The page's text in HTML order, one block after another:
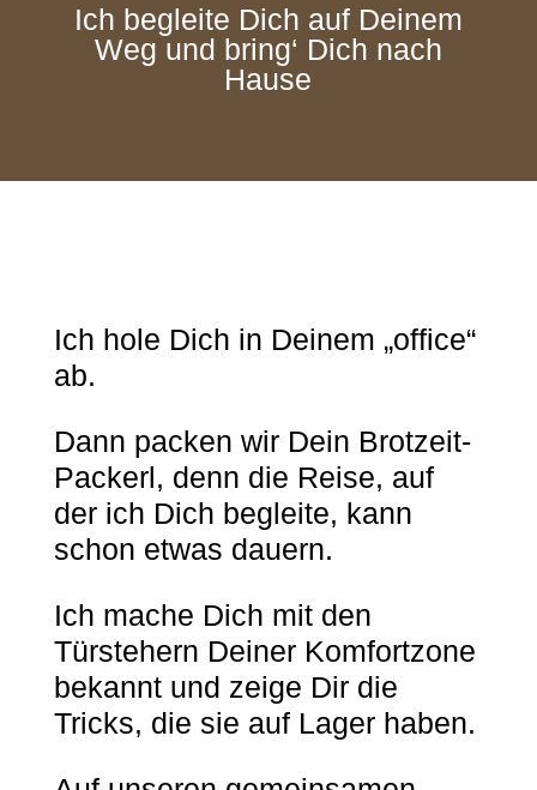
Ich begleite Dich auf Deinem
Weg und bring‘ Dich nach
Hause
Ich hole Dich in Deinem „office“
ab.
Dann packen wir Dein Brotzeit-
Packerl, denn die Reise, auf
der ich Dich begleite, kann
schon etwas dauern.
Ich mache Dich mit den
Türstehern Deiner Komfortzone
bekannt und zeige Dir die
Tricks, die sie auf Lager haben.